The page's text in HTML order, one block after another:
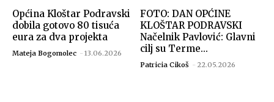
Općina Kloštar Podravski
dobila gotovo 80 tisuća
eura za dva projekta
Mateja Bogomolec - 13.06.2026
FOTO: DAN OPĆINE
KLOŠTAR PODRAVSKI
Načelnik Pavlović: Glavni
cilj su Terme...
Patricia Cikoš - 22.05.2026